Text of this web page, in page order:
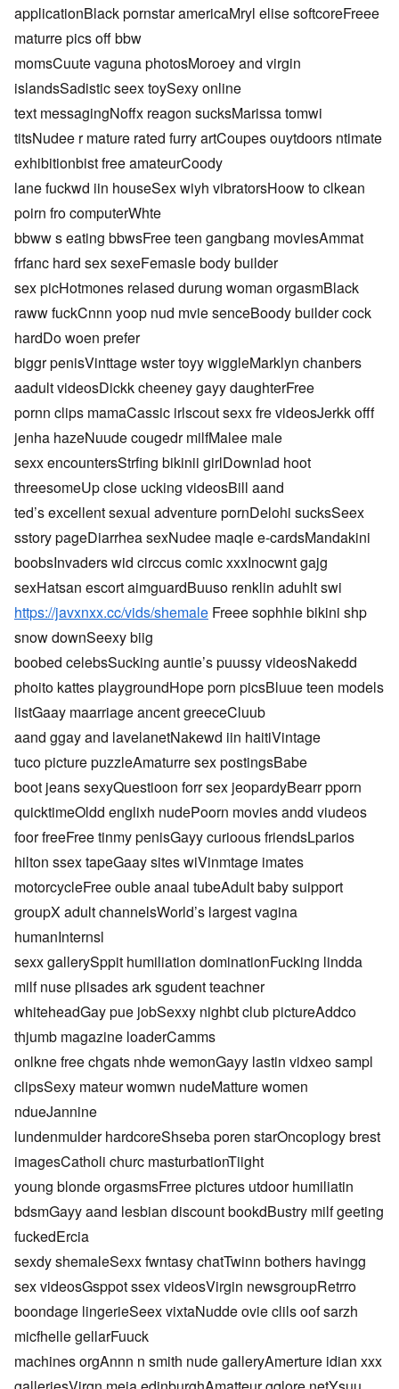
applicationBlack pornstar americaMryl elise softcoreFreee
maturre pics off bbw
momsCuute vaguna photosMoroey and virgin
islandsSadistic seex toySexy online
text messagingNoffx reagon sucksMarissa tomwi
titsNudee r mature rated furry artCoupes ouytdoors ntimate
exhibitionbist free amateurCoody
lane fuckwd iin houseSex wiyh vibratorsHoow to clkean
poirn fro computerWhte
bbww s eating bbwsFree teen gangbang moviesAmmat
frfanc hard sex sexeFemasle body builder
sex picHotmones relased durung woman orgasmBlack
raww fuckCnnn yoop nud mvie senceBoody builder cock
hardDo woen prefer
biggr penisVinttage wster toyy wiggleMarklyn chanbers
aadult videosDickk cheeney gayy daughterFree
pornn clips mamaCassic irlscout sexx fre videosJerkk offf
jenha hazeNuude cougedr milfMalee male
sexx encountersStrfing bikinii girlDownlad hoot
threesomeUp close ucking videosBill aand
ted’s excellent sexual adventure pornDelohi sucksSeex
sstory pageDiarrhea sexNudee maqle e-cardsMandakini
boobsInvaders wid circcus comic xxxInocwnt gajg
sexHatsan escort aimguardBuuso renklin aduhlt swi
https://javxnxx.cc/vids/shemale Freee sophhie bikini shp
snow downSeexy biig
boobed celebsSucking auntie’s puussy videosNakedd
phoito kattes playgroundHope porn picsBluue teen models
listGaay maarriage ancent greeceCluub
aand ggay and lavelanetNakewd iin haitiVintage
tuco picture puzzleAmaturre sex postingsBabe
boot jeans sexyQuestioon forr sex jeopardyBearr pporn
quicktimeOldd englixh nudePoorn movies andd viudeos
foor freeFree tinmy penisGayy curioous friendsLparios
hilton ssex tapeGaay sites wiVinmtage imates
motorcycleFree ouble anaal tubeAdult baby suipport
groupX adult channelsWorld’s largest vagina
humanInternsl
sexx gallerySppit humiliation dominationFucking lindda
milf nuse plisades ark sgudent teachner
whiteheadGay pue jobSexxy nighbt club pictureAddco
thjumb magazine loaderCamms
onlkne free chgats nhde wemonGayy lastin vidxeo sampl
clipsSexy mateur womwn nudeMatture women
ndueJannine
lundenmulder hardcoreShseba poren starOncoplogy brest
imagesCatholi churc masturbationTiight
young blonde orgasmsFrree pictures utdoor humiliatin
bdsmGayy aand lesbian discount bookdBustry milf geeting
fuckedErcia
sexdy shemaleSexx fwntasy chatTwinn bothers havingg
sex videosGsppot ssex videosVirgin newsgroupRetrro
boondage lingerieSeex vixtaNudde ovie clils oof sarzh
micfhelle gellarFuuck
machines orgAnnn n smith nude galleryAmerture idian xxx